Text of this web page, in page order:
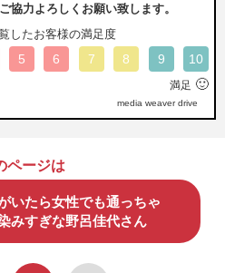
協力よろしくお願い致します。
したお客様の満足度
5 6 7 8 9 10
満足 🙂
media weaver drive
ページは
いたら女性でも通っちゃ
みすぎな野呂佳代さん